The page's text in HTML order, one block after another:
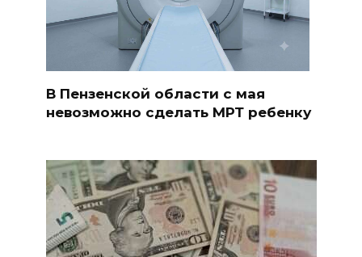
В Пензенской области с мая
невозможно сделать МРТ ребенку